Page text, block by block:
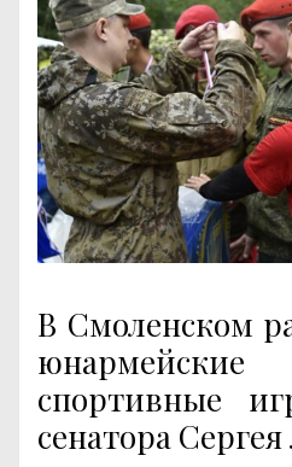
В Смоленском
спортивные
сенатора